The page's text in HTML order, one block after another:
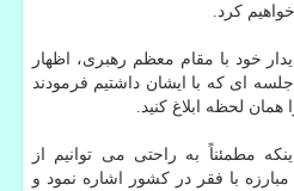
كرد.
خود با مقام معظم رهبری، اظهار
ای كه با ایشان داشتیم فرمودند
لحظه ابلاغ كنید.
مطمئناً به راحتی می توانیم از
با فقر در كشور اشاره نمود و